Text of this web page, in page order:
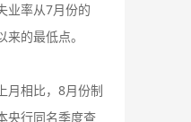
业率从7月份的
的最低点。
月相比，8月份制
央行同名季度查